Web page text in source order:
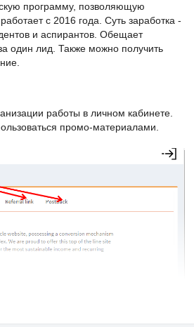
программу, позволяющую
с 2016 года. Суть заработка -
и аспирантов. Обещает
один лид. Также можно получить
работы в личном кабинете.
промо-материалами.